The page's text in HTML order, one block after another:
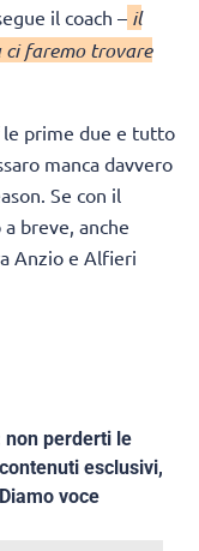
il coach – il
ci faremo trovare
le prime due e tutto
manca davvero
Se con il
breve, anche
Anzio e Alfieri
non perderti le
esclusivi,
voce